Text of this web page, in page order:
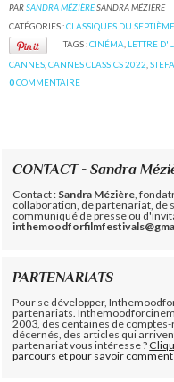
PARSANDRA MÉZIÈRESANDRA MÉZIÈRE
CATÉGORIES :CLASSIQUES DU
TAGS :CINÉMA, LETTRE
CANNES ,CANNES CLASSICS 2022 ,
0COMMENTAIRE
CONTACT - Sandra
Contact : Sandra Mézière ,
collaboration, de partenariat, de
communiqué de presse ou
PARTENARIATS
Pour se développer,
partenariats.
2003, des centaines de
décernés, des articles qui
partenariat vous intéresse ?
parcours et pour savoir